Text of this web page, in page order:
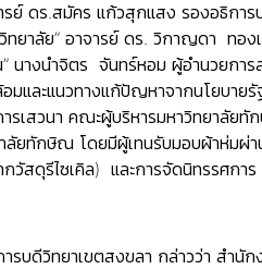
รย์ ดร.สมัคร แก้วสุกแสง รองอธิ
ยาลัย” อาจารย์ ดร. วิกาญดา ทอ
นางนำจิตร จันทร์หอม ผู้อำนวยก
มและแนวทางแก้ปัญหาจากนโยบ
รเสวนา คณะผู้บริหารมหาวิทยาลัย
ลัยทักษิณ โดยมีผู้เทนรับมอบผ้าห่ม
สดุรีไซเคิล) และการจัดนิทรรศการ
รบดีวิทยาเขตสงขลา กล่าวว่า สำ